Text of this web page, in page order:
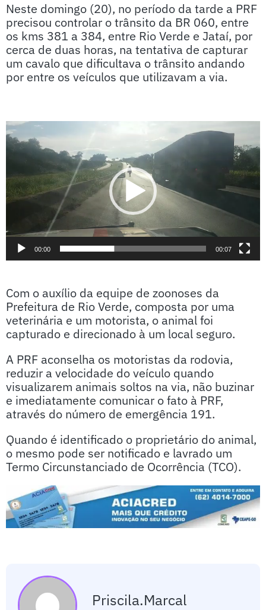
Neste domingo (20), no período da tarde a PRF
precisou controlar o trânsito da BR 060, entre
os kms 381 a 384, entre Rio Verde e Jataí, por
cerca de duas horas, na tentativa de capturar
um cavalo que dificultava o trânsito andando
por entre os veículos que utilizavam a via.
Tocador
de
vídeo
00:00 00:07
Com o auxílio da equipe de zoonoses da
Prefeitura de Rio Verde, composta por uma
veterinária e um motorista, o animal foi
capturado e direcionado à um local seguro.
A PRF aconselha os motoristas da rodovia,
reduzir a velocidade do veículo quando
visualizarem animais soltos na via, não buzinar
e imediatamente comunicar o fato à PRF,
através do número de emergência 191.
Quando é identificado o proprietário do animal,
o mesmo pode ser notificado e lavrado um
Termo Circunstanciado de Ocorrência (TCO).
Priscila.marcal